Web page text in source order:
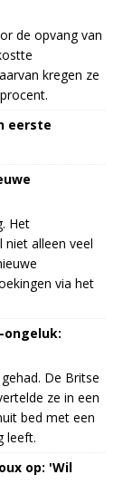
de opvang van
kregen ze
eerste
Het
alleen veel
via het
De Britse
ze in een
bed met een
leeft.
op: 'Wil